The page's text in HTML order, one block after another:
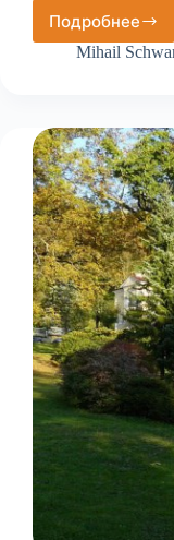
Подробнее
Янске
Лазне
Mihail